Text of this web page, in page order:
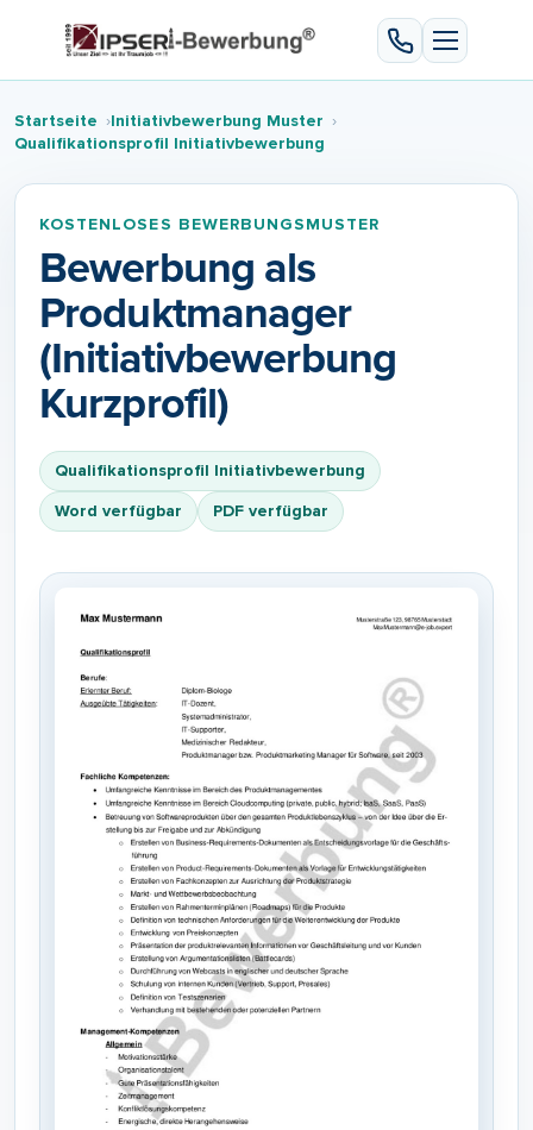
Startseite
Initiativbewerbung Muster
Qualifikationsprofil Initiativbewerbung
KOSTENLOSES BEWERBUNGSMUSTER
Bewerbung als
Produktmanager
(Initiativbewerbung
Kurzprofil)
Qualifikationsprofil Initiativbewerbung
Word verfügbar
PDF verfügbar